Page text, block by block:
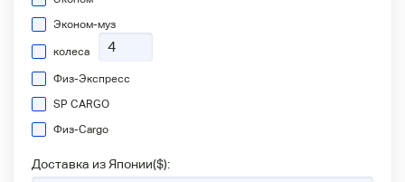
Эконом-муз
колеса
Физ-Экспресс
SP CARGO
Физ-Сargo
Доставка из Японии($):